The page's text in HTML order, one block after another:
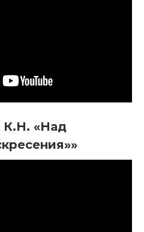
К.Н. «Над